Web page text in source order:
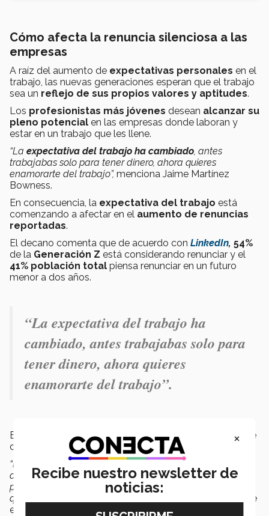
Cómo afecta la renuncia silenciosa a las
empresas
A raíz del aumento de expectativas personales en el
trabajo, las nuevas generaciones esperan que el trabajo
sea un reflejo de sus propios valores y aptitudes.
Los profesionistas más jóvenes desean alcanzar su
pleno potencial en las empresas donde laboran y
estar en un trabajo que les llene.
“La expectativa del trabajo ha cambiado, antes
trabajabas solo para tener dinero, ahora quieres
enamorarte del trabajo”, menciona Jaime Martínez
Bowness.
En consecuencia, la expectativa del trabajo está
comenzando a afectar en el aumento de renuncias
reportadas.
El decano comenta que de acuerdo con LinkedIn, 54%
de la Generación Z está considerando renunciar y el
41% población total piensa renunciar en un futuro
menor a dos años.
“La expectativa del trabajo ha
cambiado, antes trabajabas solo para
tener dinero, ahora quieres
enamorarte del trabajo”.
Esta falta de sentimiento de identidad
ha hecho que
disminuya la longevidad promedio de las empresas.
“La
longevidad promedio de las empresa
disminuido a7 años, cuando en ladécada de los 70
promedio era de
40 años. Esto no quiere decir que
quiebren, pero
, dice
el experto.
×
Recibe nuestro newsletter de
noticias: